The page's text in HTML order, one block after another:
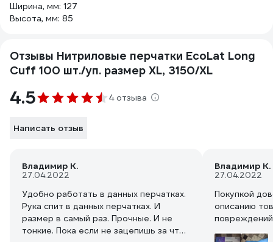
Ширина, мм: 127
Высота, мм: 85
Отзывы Нитриловые перчатки EcoLat Long
Cuff 100 шт./уп. размер XL, 3150/XL
4.5 4 отзыва
Написать отзыв
Владимир К.
27.04.2022
Удобно работать в данных перчатках.
Рука спит в данных перчатках. И
размер в самый раз. Прочные. И не
тонкие. Пока если не зацепишь за что-
Владимир К.
27.04.2022
Покупкой
описанию